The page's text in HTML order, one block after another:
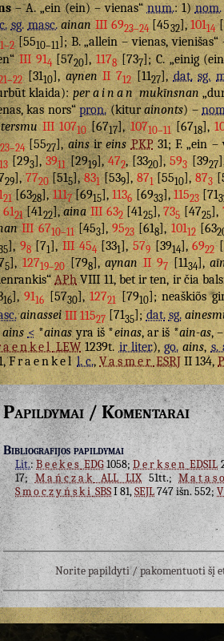
– A. „ein (ein) – vienas“num.: 1)nom.
sg. masc. ainan III 6923–24[4532],10114
1–2[5510–11]; B. „allein – vienas,
III 914[5720],1178[737]; C. „einig
[3110],aynen II 712[1127],dat. sg.
klaida):per ainan mukīnsnan
kas nors“pron.(kiturainonts) –
III 10710[6717],10710–11[6718],
23–24[5527],ainsireins PKP31; F. „ein
13[293],3911[2919],472, [3320],593[3927
29],7720[515],831[539],871[5510],873
21[6328],1117[6915],1136 [6933],11523[71
21[4122],aina III 632[4125],735 [4725],
III 6710–11[453],9523[618],10112[63
],98[71],III 454[331],579[3914],6922
5],12719–20[798],aynan II 97[1134],
APhVIII 11, bet ir ten, ir čia
16],9116[5730],12721[7910]; neaškiõs
ainassei III 11527[7135 ];dat. sg.
ains <*ainasyra iš *einas, ar iš *ain-as,
LEW1239t.ir liter.),go. ains, s.
Fraenkel l. c.,Vasmer ESRJII 134,
Papildymai / Komentarai
Bibliografijos papildymai
Lit.:BeekesEDG1058;Derksen EDSIL
17;MańczakALL LIX51tt.;
Smoczyński SBSI 81,SEJL747 išn. 552;
Norite papildyti / pakomentuoti šį